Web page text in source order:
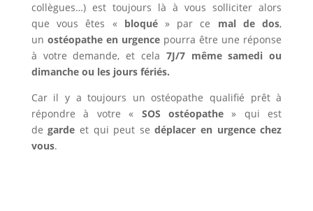
collègues…) est toujours là à vous solliciter alors
que vous êtes « bloqué» par ce mal de dos,
un ostéopathe en urgencepourra être une réponse
à votre demande, et cela 7J/7 même samedi ou
dimanche ou les jours fériés.
Car il y a toujours un ostéopathe qualifié prêt à
répondre à votre « SOS ostéopathe» qui est
degardeet qui peut sedéplacer en urgence chez
vous.